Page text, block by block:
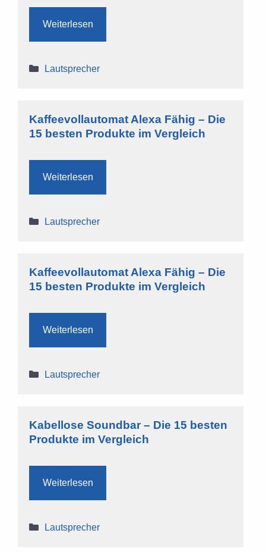
Weiterlesen
Kategorien
Lautsprecher
Kaffeevollautomat Alexa Fähig – Die
15 besten Produkte im Vergleich
Weiterlesen
Kategorien
Lautsprecher
Kaffeevollautomat Alexa Fähig – Die
15 besten Produkte im Vergleich
Weiterlesen
Kategorien
Lautsprecher
Kabellose Soundbar – Die 15 besten
Produkte im Vergleich
Weiterlesen
Kategorien
Lautsprecher